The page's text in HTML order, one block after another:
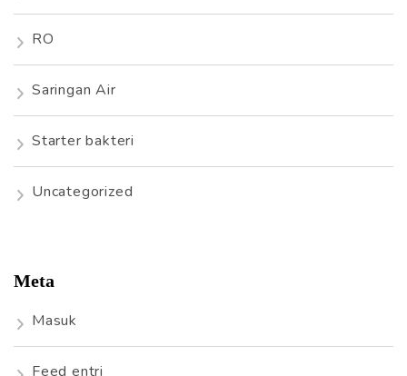
RO
Saringan Air
Starter bakteri
Uncategorized
Meta
Masuk
Feed entri